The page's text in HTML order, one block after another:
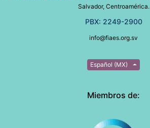
Salvador, Centroamérica.
PBX: 2249-2900
info@fiaes.org.sv
Español (MX)
Miembros de: